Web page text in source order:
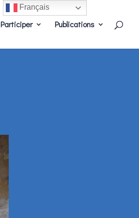
Participer Publications
Français